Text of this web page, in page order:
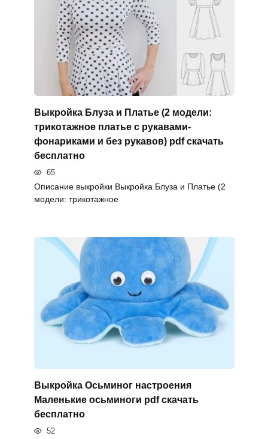
Выкройка Блуза и Платье (2 модели:
трикотажное платье с рукавами-
фонариками и без рукавов) pdf скачать
бесплатно
65
Описание выкройки Выкройка Блуза и Платье (2
модели: трикотажное
Выкройка Осьминог настроения
Маленькие осьминоги pdf скачать
бесплатно
52